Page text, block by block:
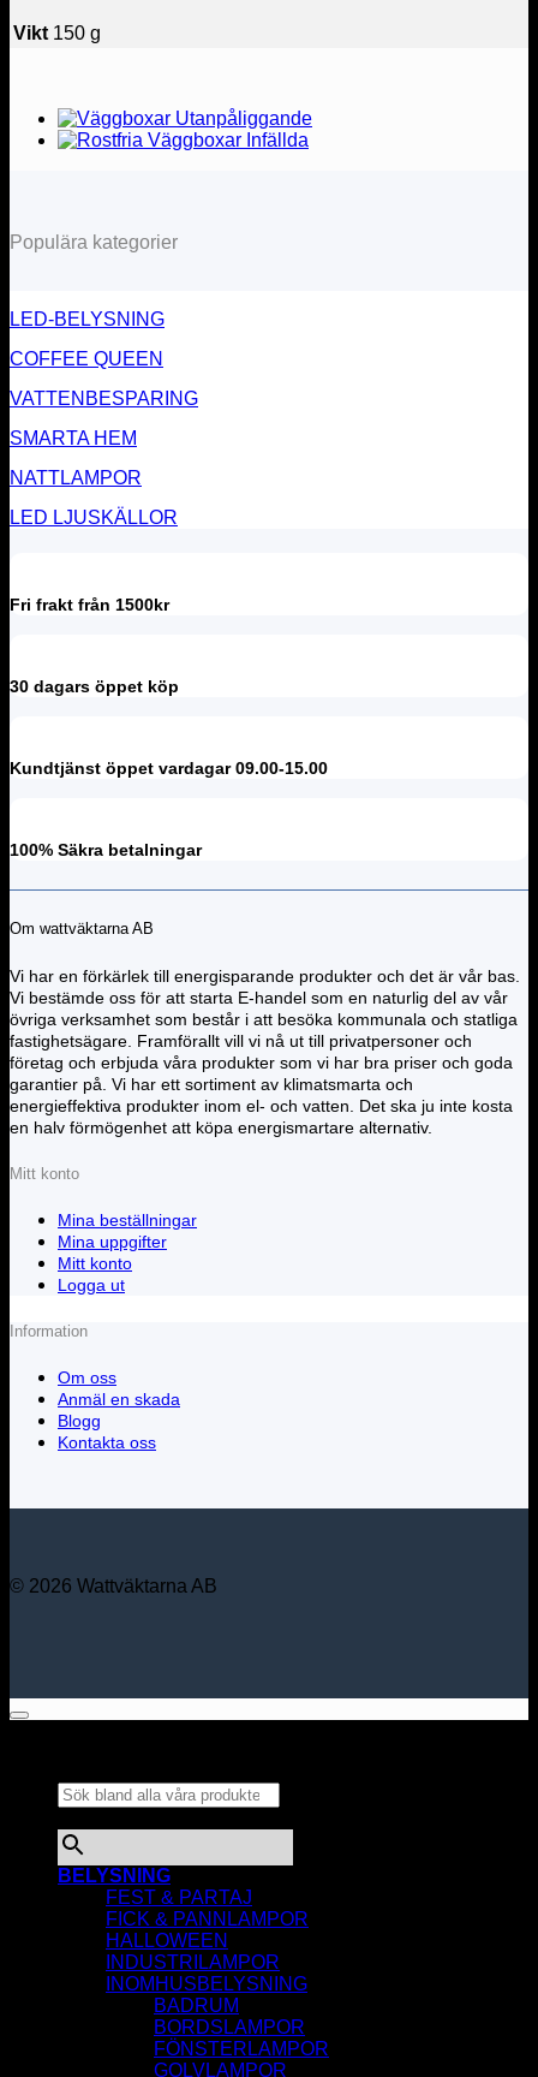
Vikt 150 g
Populära kategorier
LED-BELYSNING
COFFEE QUEEN
VATTENBESPARING
SMARTA HEM
NATTLAMPOR
LED LJUSKÄLLOR
Fri frakt från 1500kr
30 dagars öppet köp
Kundtjänst öppet vardagar 09.00-15.00
100% Säkra betalningar
Om wattväktarna AB
Vi har en förkärlek till energisparande produkter och det är vår bas.
Vi bestämde oss för att starta E-handel som en naturlig del av vår
övriga verksamhet som består i att besöka kommunala och statliga
fastighetsägare. Framförallt vill vi nå ut till privatpersoner och
företag och erbjuda våra produkter som vi har bra priser och goda
garantier på. Vi har ett sortiment av klimatsmarta och
energieffektiva produkter inom el- och vatten. Det ska ju inte kosta
en halv förmögenhet att köpa energismartare alternativ.
Mitt konto
Mina beställningar
Mina uppgifter
Mitt konto
Logga ut
Information
Om oss
Anmäl en skada
Blogg
Kontakta oss
© 2026 Wattväktarna AB
BELYSNING
FEST & PARTAJ
FICK & PANNLAMPOR
HALLOWEEN
INDUSTRILAMPOR
INOMHUSBELYSNING
BADRUM
BORDSLAMPOR
FÖNSTERLAMPOR
GOLVLAMPOR